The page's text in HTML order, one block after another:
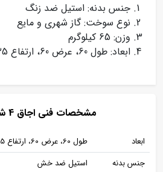
جنس بدنه: استیل ضد زنگ
نوع سوخت: گاز شهری و مایع
وزن: 65 کیلوگرم
ابعاد: طول 60، عرض 60، ارتفاع 35 سانتی متر
مشخصات فنی اجاق 4 شعله وینتورا
ابعاد
طول 60، عرض 60، ارتفاع 35 سانتی متر
جنس بدنه
استیل ضد خش